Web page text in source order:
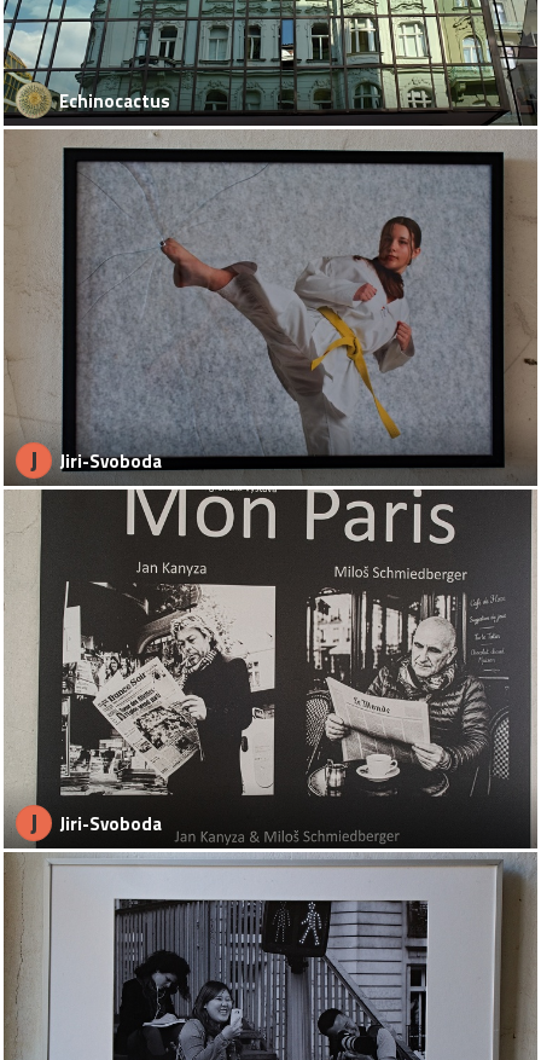
Echinocactus
J Jiri-Svoboda
J Jiri-Svoboda